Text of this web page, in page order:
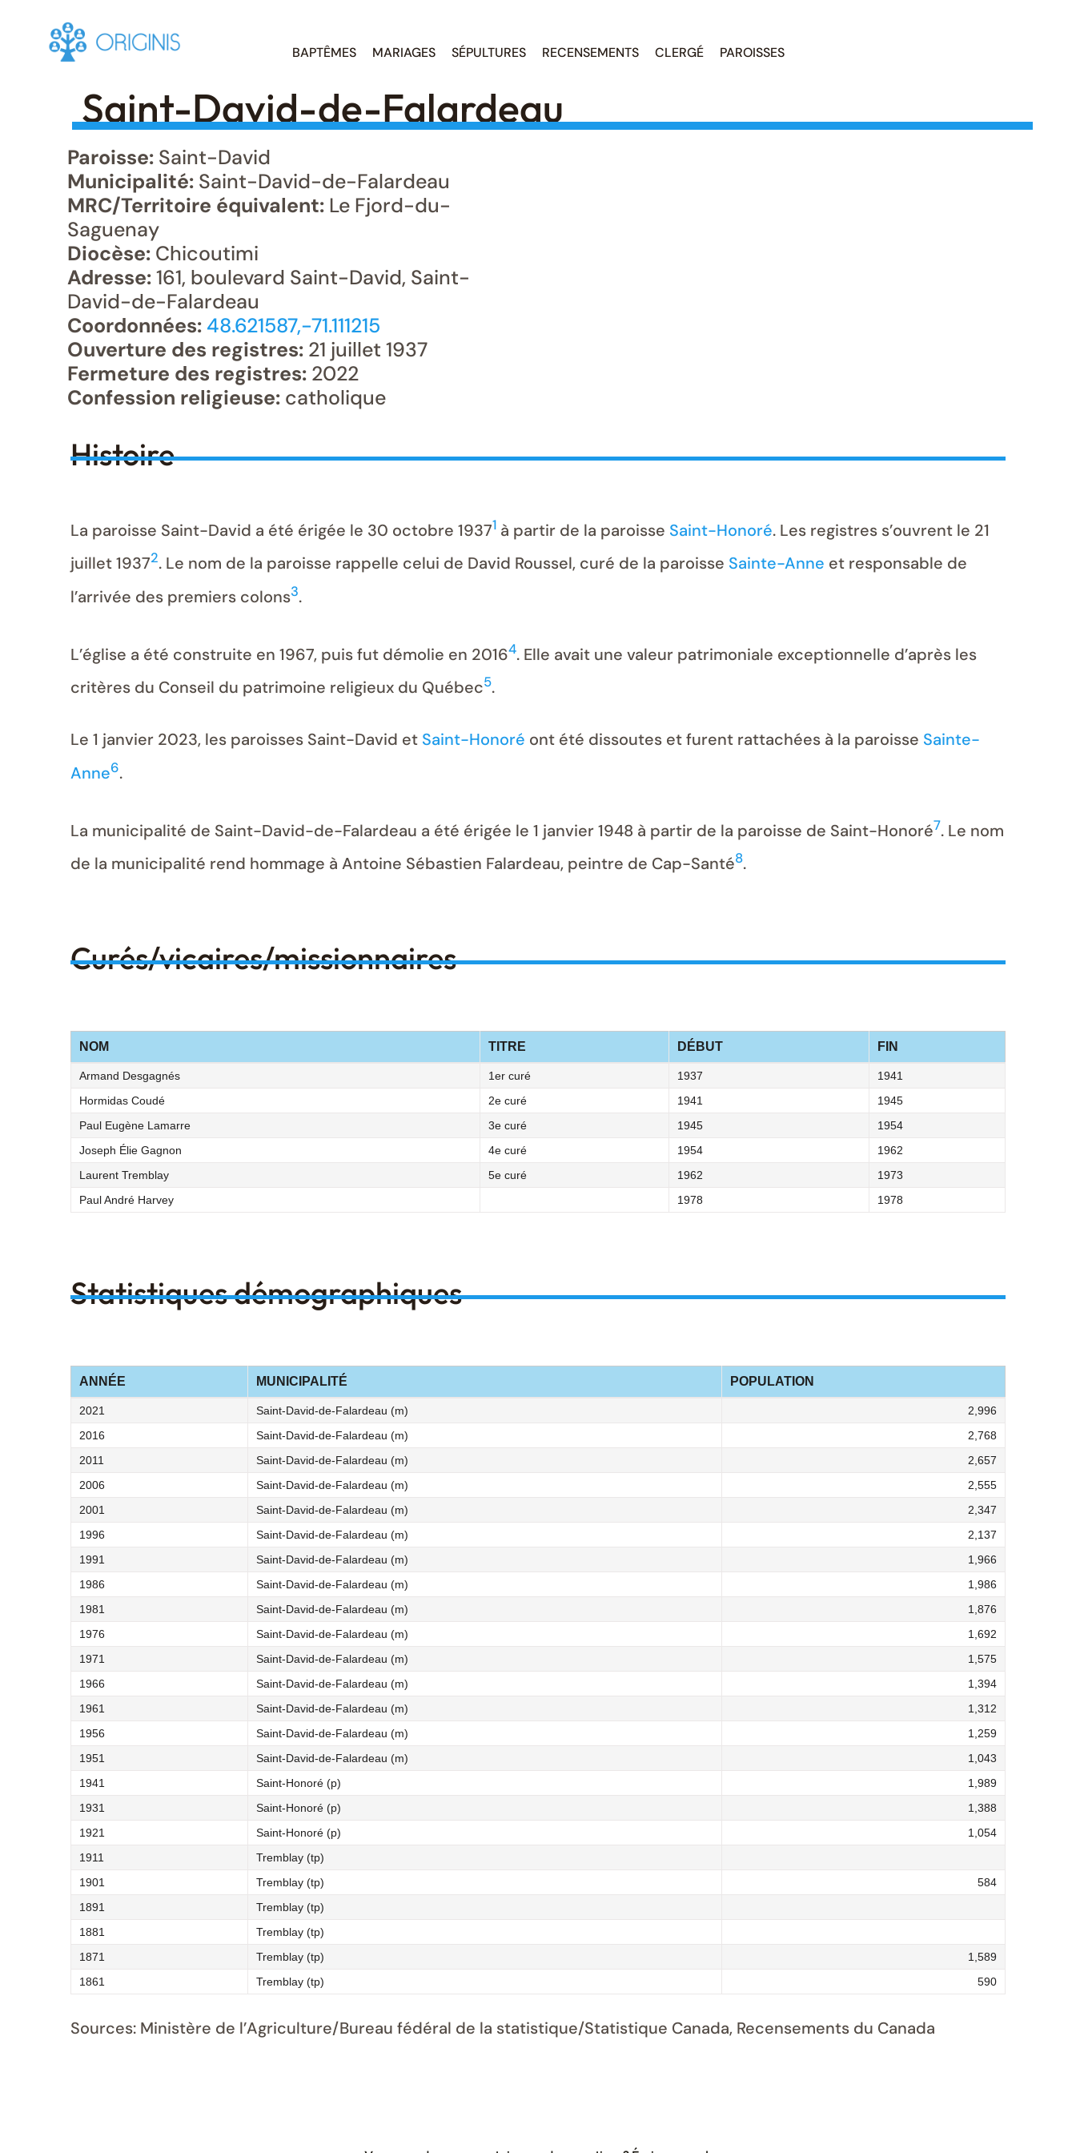
BAPTÊMES MARIAGES SÉPULTURES RECENSEMENTS CLERGÉ PAROISSES
Saint-David-de-Falardeau
Paroisse: Saint-David
Municipalité: Saint-David-de-Falardeau
MRC/Territoire équivalent: Le Fjord-du-
Saguenay
Diocèse: Chicoutimi
Adresse:161, boulevard Saint-David, Saint-
David-de-Falardeau
Coordonnées: 48.621587,-71.111215
Ouverture des registres: 21 juillet 1937
Fermeture des registres: 2022
Confession religieuse: catholique
Histoire
La paroisse Saint-David a été érigée le 30 octobre 19371 à partir de la paroisse Saint-Honoré. Les registres s’ouvrent le 21
juillet 19372. Le nom de la paroisse rappelle celui de David Roussel, curé de la paroisse Sainte-Anne et responsable de
l’arrivée des premiers colons3.
L’église a été construite en 1967, puis fut démolie en 20164. Elle avait une valeur patrimoniale exceptionnelle d’après les
critères du Conseil du patrimoine religieux du Québec5.
Le 1 janvier 2023, les paroisses Saint-David et Saint-Honoré ont été dissoutes et furent rattachées à la paroisse Sainte-
Anne6.
La municipalité de Saint-David-de-Falardeau a été érigée le 1 janvier 1948 à partir de la paroisse de Saint-Honoré7. Le nom
de la municipalité rend hommage à Antoine Sébastien Falardeau, peintre de Cap-Santé8.
Curés/vicaires/missionnaires
NOM TITRE DÉBUT FIN
Armand Desgagnés 1er curé 1937
1941
Hormidas Coudé
2e curé 1941
1945
Paul Eugène Lamarre
3e curé 1945
1954
Joseph Élie Gagnon
4e curé 1954
1962
Laurent Tremblay
5e curé 1962
1973
Paul André Harvey
1978 1978
Statistiques démographiques
ANNÉE MUNICIPALITÉ POPULATION
2021 Saint-David-de-Falardeau (m)
2,996
2016
Saint-David-de-Falardeau (m)
2,768
2011
Saint-David-de-Falardeau (m)
2,657
2006
Saint-David-de-Falardeau (m)
2,555
2001
Saint-David-de-Falardeau (m)
2,347
1996
Saint-David-de-Falardeau (m)
2,137
1991
Saint-David-de-Falardeau (m)
1,966
1986
Saint-David-de-Falardeau (m)
1,986
1981
Saint-David-de-Falardeau (m)
1,876
1976
Saint-David-de-Falardeau (m)
1,692
1971
Saint-David-de-Falardeau (m)
1,575
1966
Saint-David-de-Falardeau (m)
1,394
1961
Saint-David-de-Falardeau (m)
1,312
1956
Saint-David-de-Falardeau (m)
1,259
1951
Saint-David-de-Falardeau (m)
1,043
1941
Saint-Honoré (p)
1,989
1931
Saint-Honoré (p)
1,388
1921
Saint-Honoré (p)
1,054
1911
Tremblay (tp)
1901
Tremblay (tp)
584
1891
Tremblay (tp)
1881
Tremblay (tp)
1871
Tremblay (tp)
1,589
1861
Tremblay (tp) 590
Sources: Ministère de l’Agriculture/Bureau fédéral de la statistique/Statistique Canada, Recensements du Canada